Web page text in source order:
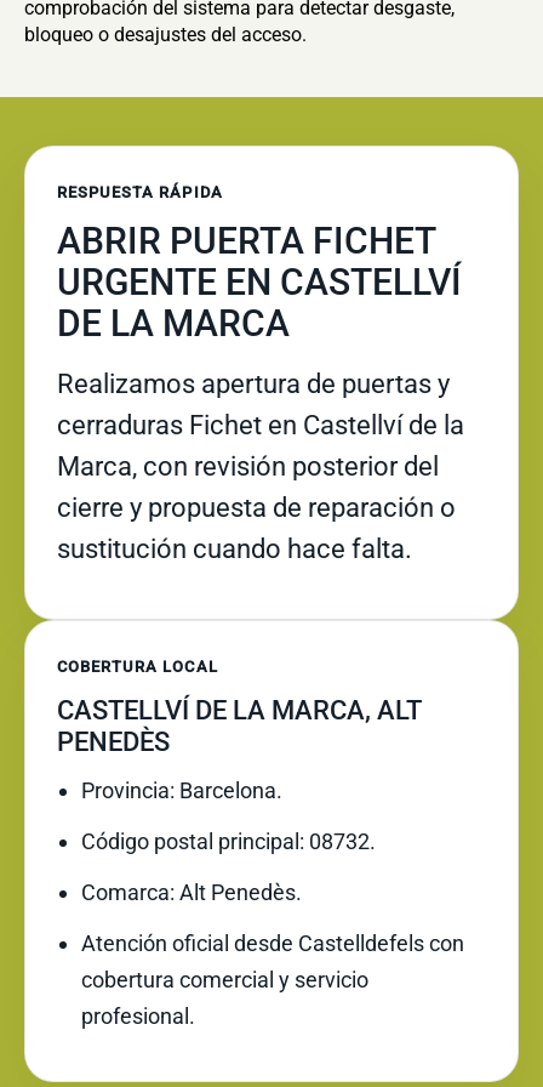
comprobación del sistema para detectar desgaste,
bloqueo o desajustes del acceso.
RESPUESTA RÁPIDA
ABRIR PUERTA FICHET
URGENTE EN CASTELLVÍ
DE LA MARCA
Realizamos apertura de puertas y
cerraduras Fichet en Castellví de la
Marca, con revisión posterior del
cierre y propuesta de reparación o
sustitución cuando hace falta.
COBERTURA LOCAL
CASTELLVÍ DE LA MARCA, ALT
PENEDÈS
Provincia: Barcelona.
Código postal principal: 08732.
Comarca: Alt Penedès.
Atención oficial desde Castelldefels con
cobertura comercial y servicio
profesional.